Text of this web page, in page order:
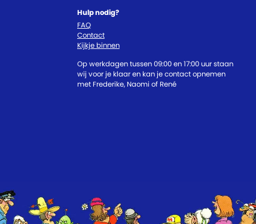
Hulp nodig?
FAQ
Contact
Kijkje binnen
Op werkdagen tussen 09:00 en 17:00 uur staan
wij voor je klaar en kan je contact opnemen
met Frederike, Naomi of René